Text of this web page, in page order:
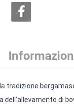
la tradizione
di